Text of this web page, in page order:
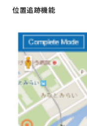
位置追跡機能